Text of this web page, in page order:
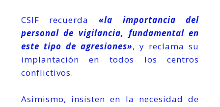
CSIF recuerda «la importancia del
personal de vigilancia, fundamental en
este tipo de agresiones», y reclama su
implantación en todos los centros
conflictivos.
Asimismo, insisten en la necesidad de